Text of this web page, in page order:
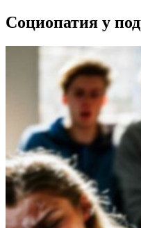
Социопатия у